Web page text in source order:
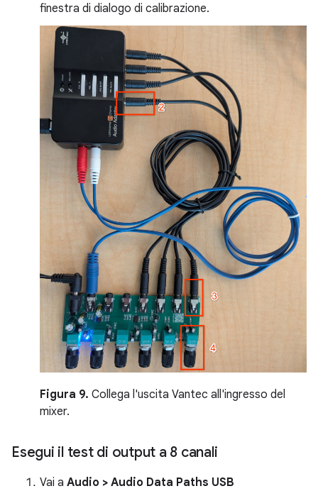
finestra di dialogo di calibrazione.
Figura 9. Collega l'uscita Vantec all'ingresso del
mixer.
Esegui il test di output a 8 canali
Vai a Audio > Audio Data Paths USB